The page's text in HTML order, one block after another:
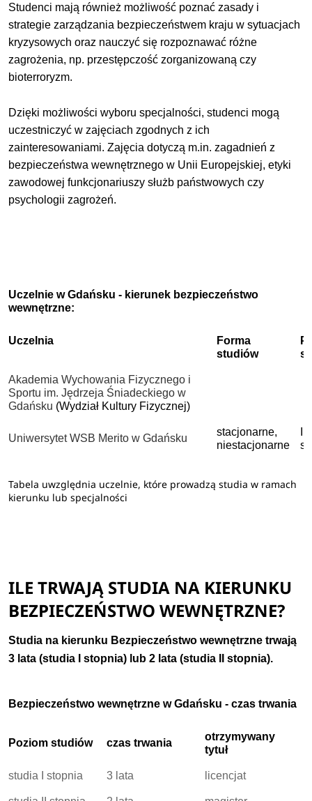
Studenci mają również możliwość poznać zasady i
strategie zarządzania bezpieczeństwem kraju w sytuacjach
kryzysowych oraz nauczyć się rozpoznawać różne
zagrożenia, np. przestępczość zorganizowaną czy
bioterroryzm.
Dzięki możliwości wyboru specjalności, studenci mogą
uczestniczyć w zajęciach zgodnych z ich
zainteresowaniami. Zajęcia dotyczą m.in. zagadnień z
bezpieczeństwa wewnętrznego w Unii Europejskiej, etyki
zawodowej funkcjonariuszy służb państwowych czy
psychologii zagrożeń.
Uczelnie w Gdańsku - kierunek bezpieczeństwo
wewnętrzne:
Uczelnia
Forma
studiów
Akademia Wychowania Fizycznego i
Sportu im. Jędrzeja Śniadeckiego w
Gdańsku (Wydział Kultury Fizycznej)
Uniwersytet WSB Merito w Gdańsku
stacjonarne,
niestacjonarne
Tabela uwzględnia uczelnie, które prowadzą studia w ramach
kierunku lub specjalności
ILE TRWAJĄ STUDIA NA KIERUNKU
BEZPIECZEŃSTWO WEWNĘTRZNE?
Studia na kierunku Bezpieczeństwo wewnętrzne trwają
3 lata (studia I stopnia) lub 2 lata (studia II stopnia).
Bezpieczeństwo wewnętrzne w Gdańsku - czas trwania
Poziom studiów czas trwania
otrzymywany
tytuł
studia I stopnia 3 lata licencjat